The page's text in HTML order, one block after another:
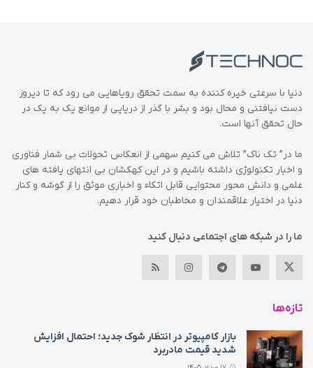
دنیا با سرعتی خیره کننده به سمت تحقق رویاهایی می رود که تا دیروز
دست نیافتنی و محال بود و بشر با گذر از دریایی از موانع یک به یک در
حال تحقق آنها است.
ما در” تک ناک” تلاش می کنیم سهمی از انعکاس تحولات بی شمار فناوری
و اخبار تکنولوژی داشته باشیم و در این کهکشان بی انتهای یافته های
علمی و دانش محور محتوایی قابل اتکاء و اخباری موثق را از گوشه و کنار
دنیا در اختیار علاقمندان و مخاطبان خود قرار دهیم.
ما را در شبکه های اجتماعی دنبال کنید
تازه‌ها
بازار کامپیوتر در انتظار شوک جدید؛ احتمال افزایش
شدید قیمت مادربرد